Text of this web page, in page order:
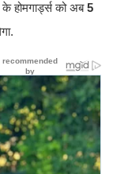
के होमगार्ड्स को अब5